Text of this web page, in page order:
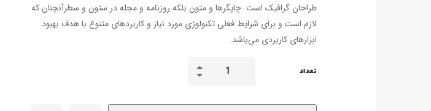
طراحان گرافیک است. چاپگرها و متون بلکه روزنامه و مجله در ستون و سطرآنچنان که
لازم است و برای شرایط فعلی تکنولوژی مورد نیاز و کاربردهای متنوع با هدف بهبود
ابزارهای کاربردی می‌باشد.
تعداد